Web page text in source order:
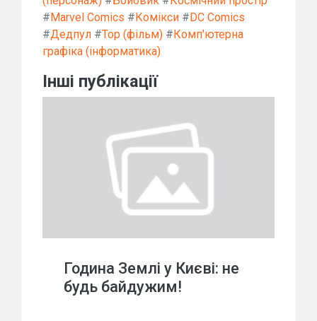
#Marvel Comics #Комікси #DC Comics
#Дедпул #Тор (фільм) #Комп'ютерна
графіка (інформатика)
Інші публікації
Година Землі у Києві: не
будь байдужим!